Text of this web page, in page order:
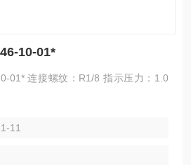
10-01*
01* 连接螺纹：R1/8 指示压力：1.0
11